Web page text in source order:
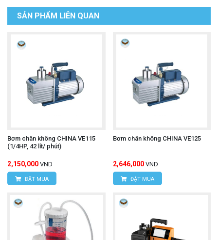
chân không vừa và an toàn môi trường khí.
Đặc điểm nổi bật
Thiết kế màng kép, không dầu
Bơm sử dụng màng bơm (diaphragm) giúp tạo
phòng thí nghiệm sinh học, hóa học và dược
phẩm.
Các chi tiết tiếp xúc khí được PTFE phủ phủ
chống hóa chất, giúp chống ăn mòn tốt với acid,
kiềm và dung môi hữu cơ.
SẢN PHẨM LIÊN QUAN
Bơm chân không CHINA VE115
(1/4HP, 42 lít/ phút)
2,150,000 VND
ĐẶT MUA
Bơm chân không CHINA VE125
2,646,000 VND
ĐẶT MUA